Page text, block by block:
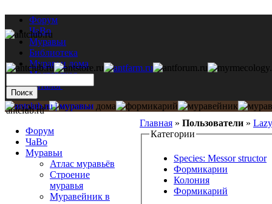
Форум
ЧаВо
Муравьи
Библиотека
Муравьи дома
Мастерская
Каталог
Главная » Пользователи »
Категории
Species: Messor structor
Формикарии
Колония
Формикарий
antclub.ru
Форум
ЧаВо
Муравьи
Атлас муравьёв
Строение
муравья
Муравейник в